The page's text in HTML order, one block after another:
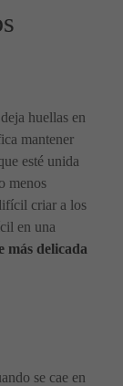
huellas en
mantener
esté unida
menos
criar a los
en una
más delicada
se cae en